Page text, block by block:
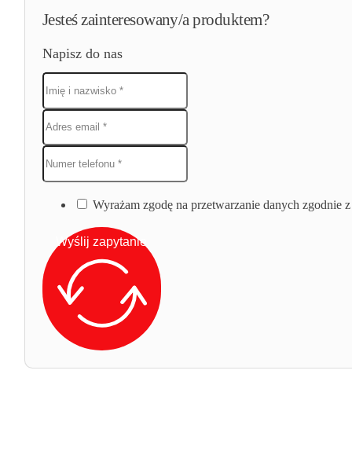
Jesteś zainteresowany/a produktem?
Napisz do nas
Wyrażam zgodę na przetwarzanie danych zgodnie
Wyślij zapytanie